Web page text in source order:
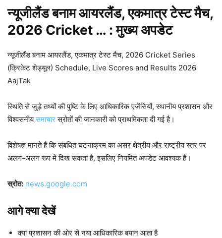
न्यूजीलैंडबनाम आयरलैंड, एकमात्र टेस्ट मैच,
2026 Cricket … : मुख्यअपडेट
न्यूजीलैंड बनाम आयरलैंड, एकमात्र टेस्ट मैच, 2026 Cricket Series
(क्रिकेट शेड्यूल) Schedule, Live Scores and Results 2026
AajTak
स्थिति से जुड़े तथ्यों की पुष्टि के लिए आधिकारिक एजेंसियों, स्थानीय प्रशासन और
विश्वसनीयसमाचारस्रोतों की जानकारी को प्राथमिकता दी गई है।
विशेषज्ञ मानते हैं कि संबंधित घटनाक्रम का असर क्षेत्रीय और राष्ट्रीय स्तर पर
अलग-अलग रूप में दिख सकता है, इसलिए नियमित अपडेट आवश्यक हैं।
स्रोत: news.google.com
आगे क्या देखें
क्या प्रशासन की ओर से नया आधिकारिक बयान आता है